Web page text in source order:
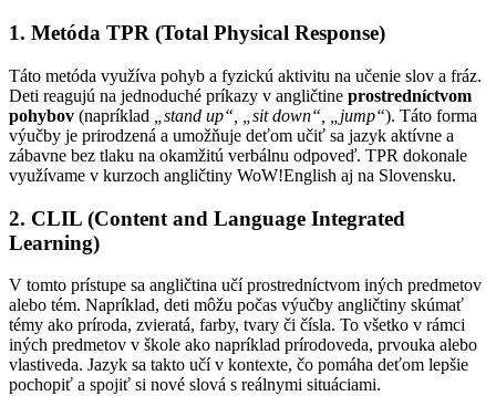
1. Metóda TPR (Total Physical Response)
Táto metóda využíva pohyb a fyzickú aktivitu na učenie slov a fráz.
Deti reagujú na jednoduché príkazy v angličtine prostredníctvom
pohybov (napríklad „stand up“, „sit down“, „jump“). Táto forma
výučby je prirodzená a umožňuje deťom učiť sa jazyk aktívne a
zábavne bez tlaku na okamžitú verbálnu odpoveď. TPR dokonale
využívame v kurzoch angličtiny WoW!English aj na Slovensku.
2. CLIL (Content and Language Integrated
Learning)
V tomto prístupe sa angličtina učí prostredníctvom iných predmetov
alebo tém. Napríklad, deti môžu počas výučby angličtiny skúmať
témy ako príroda, zvieratá, farby, tvary či čísla. To všetko v rámci
iných predmetov v škole ako napríklad prírodoveda, prvouka alebo
vlastiveda. Jazyk sa takto učí v kontexte, čo pomáha deťom lepšie
pochopiť a spojiť si nové slová s reálnymi situáciami.